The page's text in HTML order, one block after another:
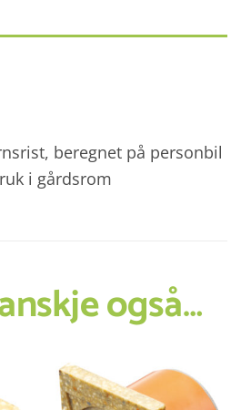
beregnet på personbil
i gårdsrom
også…